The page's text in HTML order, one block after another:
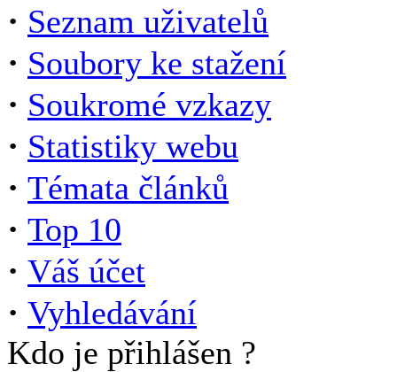
· Seznam uživatelů
· Soubory ke stažení
· Soukromé vzkazy
· Statistiky webu
· Témata článků
· Top 10
· Váš účet
· Vyhledávání
Kdo je přihlášen ?